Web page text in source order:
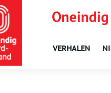
VERHALEN